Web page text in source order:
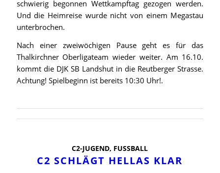
schwierig begonnen Wettkampftag gezogen werden.
Und die Heimreise wurde nicht von einem Megastau
unterbrochen.
Nach einer zweiwöchigen Pause geht es für das
Thalkirchner Oberligateam wieder weiter. Am 16.10.
kommt die DJK SB Landshut in die Reutberger Strasse.
Achtung! Spielbeginn ist bereits 10:30 Uhr!.
C2-JUGEND, FUSSBALL
C2 SCHLÄGT HELLAS KLAR